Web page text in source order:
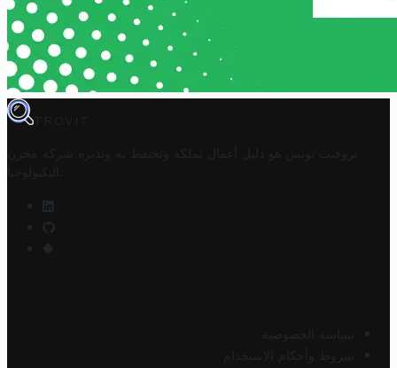
TROVIT
تروفيت تونس هو دليل أعمال تملكه وتحتفظ به وتديره
شركة مخزن
التكنولوجيا
سياسة الخصوصية
شروط وأحكام الاستخدام